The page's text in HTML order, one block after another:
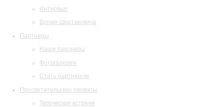
Интервью
Время Шостаковича
Партнеры
Наши партнеры
Фотогалерея
Стать партнером
Просветительские проекты
Творческие встречи